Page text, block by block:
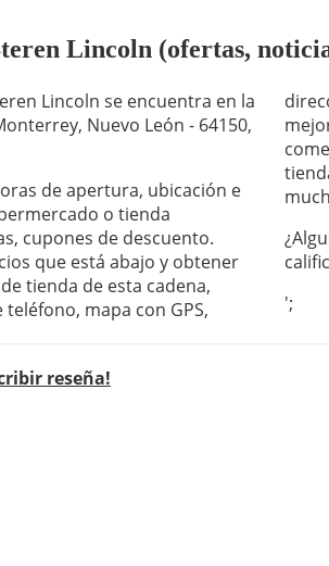
Lincoln (ofertas,
Lincoln se encuentra en la
Nuevo León - 64150,
de apertura, ubicación e
o tienda
cupones de descuento.
que está abajo y obtener
tienda de esta cadena,
mapa con GPS,
';
reseña!